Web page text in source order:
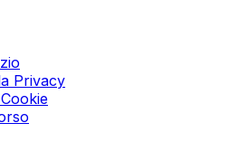
Privacy